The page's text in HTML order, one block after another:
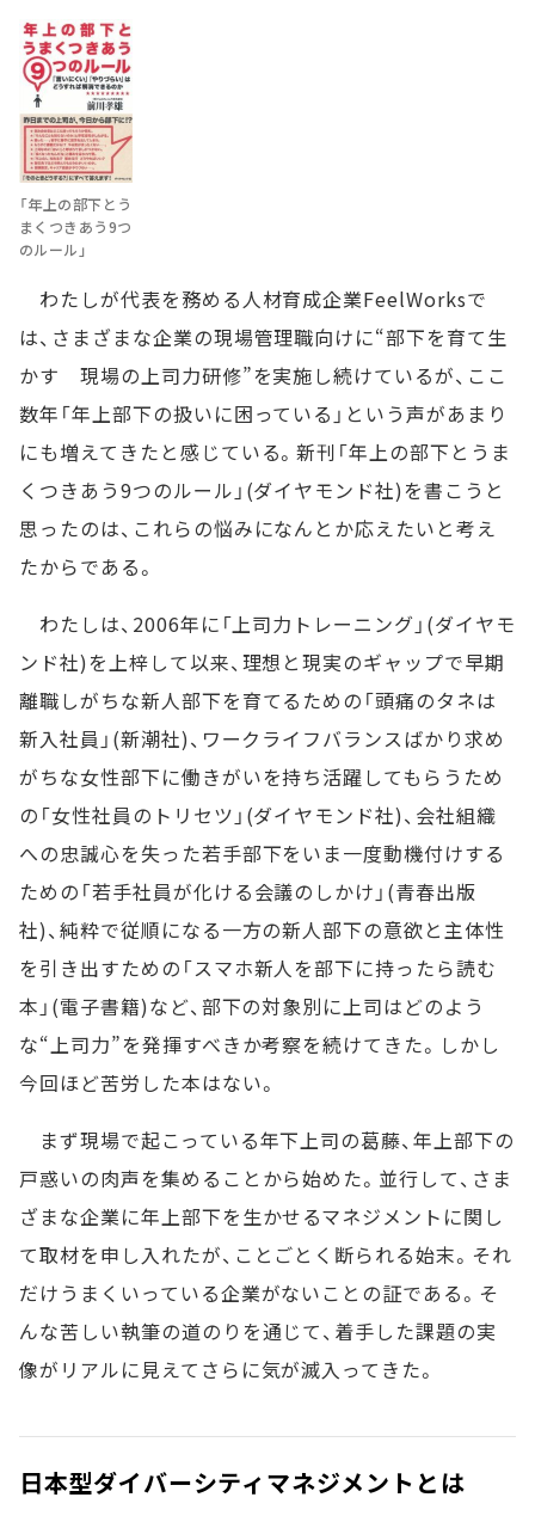
「年上の部下とう
まくつきあう9つ
のルール」
わたしが代表を務める人材育成企業FeelWorksで
は、さまざまな企業の現場管理職向けに“部下を育て生
かす 現場の上司力研修”を実施し続けているが、ここ
数年「年上部下の扱いに困っている」という声があまり
にも増えてきたと感じている。新刊「年上の部下とうま
くつきあう9つのルール」(ダイヤモンド社)を書こうと
思ったのは、これらの悩みになんとか応えたいと考え
たからである。
わたしは、2006年に「上司力トレーニング」(ダイヤモ
ンド社)を上梓して以来、理想と現実のギャップで早期
離職しがちな新人部下を育てるための「頭痛のタネは
新入社員」(新潮社)、ワークライフバランスばかり求め
がちな女性部下に働きがいを持ち活躍してもらうため
の「女性社員のトリセツ」(ダイヤモンド社)、会社組織
への忠誠心を失った若手部下をいま一度動機付けする
ための「若手社員が化ける会議のしかけ」(青春出版
社)、純粋で従順になる一方の新人部下の意欲と主体性
を引き出すための「スマホ新人を部下に持ったら読む
本」(電子書籍)など、部下の対象別に上司はどのよう
な“上司力”を発揮すべきか考察を続けてきた。しかし
今回ほど苦労した本はない。
まず現場で起こっている年下上司の葛藤、年上部下の
戸惑いの肉声を集めることから始めた。並行して、さま
ざまな企業に年上部下を生かせるマネジメントに関し
て取材を申し入れたが、ことごとく断られる始末。それ
だけうまくいっている企業がないことの証である。そ
んな苦しい執筆の道のりを通じて、着手した課題の実
像がリアルに見えてさらに気が滅入ってきた。
日本型ダイバーシティマネジメントとは